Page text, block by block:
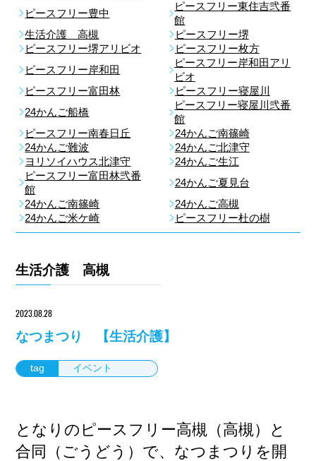
ピースフリー豊中
ピースフリー東住吉弐番
館
生活介護 高槻
ピースフリー堺
ピースフリー堺アリビオ
ピースフリー枚方
ピースフリー岸和田
ピースフリー岸和田アリ
ビオ
ピースフリー富田林
ピースフリー寝屋川
24かんご船橋
ピースフリー寝屋川弐番
館
ピースフリー南春日丘
24かんご南篠崎
24かんご難波
24かんご北津守
ヨリソイハウス北津守
24かんご生江
ピースフリー富田林弐番
館
24かんご夏見台
24かんご南篠崎
24かんご高槻
24かんご米ケ崎
ピースフリー杜の樹
生活介護 高槻
2023.08.28
なつまつり 【生活介護】
tag イベント
となりのピースフリー高槻（高槻）と
合同（ごうどう）で、なつまつりを開